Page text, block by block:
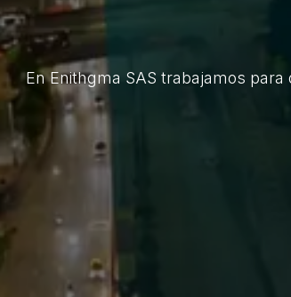
En Enithgma SAS trabajamos